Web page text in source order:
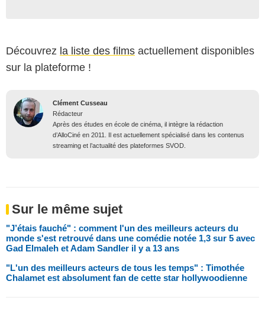
Découvrez la liste des films actuellement disponibles
sur la plateforme !
Clément Cusseau
Rédacteur
Après des études en école de cinéma, il intègre la rédaction
d’AlloCiné en 2011. Il est actuellement spécialisé dans les contenus
streaming et l’actualité des plateformes SVOD.
Sur le même sujet
"J’étais fauché" : comment l'un des meilleurs acteurs du
monde s'est retrouvé dans une comédie notée 1,3 sur 5 avec
Gad Elmaleh et Adam Sandler il y a 13 ans
"L'un des meilleurs acteurs de tous les temps" : Timothée
Chalamet est absolument fan de cette star hollywoodienne